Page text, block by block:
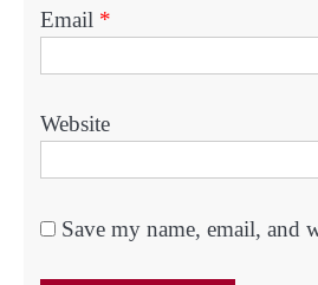
Email *
Website
Save my name, email, and